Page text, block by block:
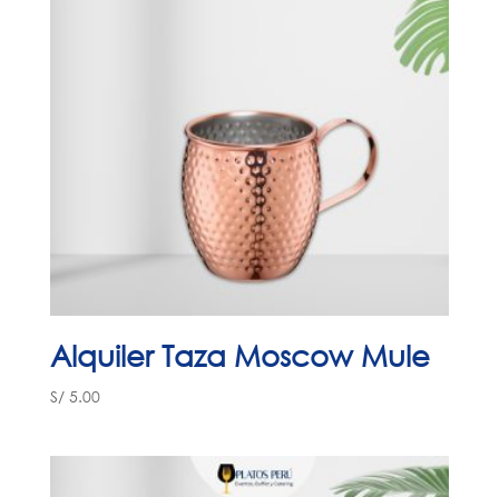
Alquiler Taza Moscow Mule
S/5.00